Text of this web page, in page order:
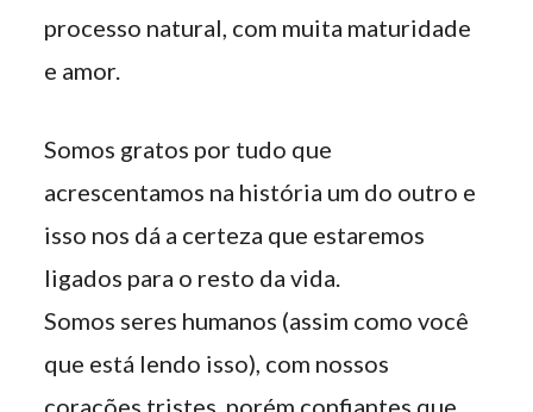
processo natural, com muita maturidade
e amor.
Somos gratos por tudo que
acrescentamos na história um do outro e
isso nos dá a certeza que estaremos
ligados para o resto da vida.
Somos seres humanos (assim como você
que está lendo isso), com nossos
corações tristes, porém confiantes que